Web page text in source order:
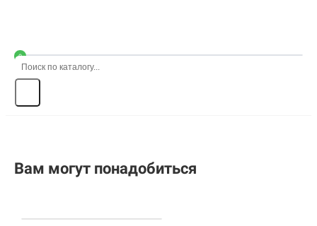
0
Вам могут понадобиться